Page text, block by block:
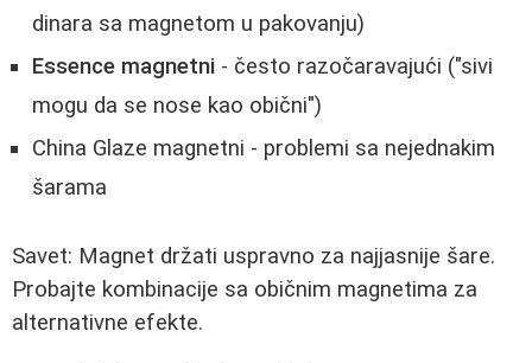
dinara sa magnetom u pakovanju)
Essence magnetni - često razočaravajući ("sivi
mogu da se nose kao obični")
China Glaze magnetni - problemi sa nejednakim
šarama
Savet: Magnet držati uspravno za najjasnije šare.
Probajte kombinacije sa običnim magnetima za
alternativne efekte.